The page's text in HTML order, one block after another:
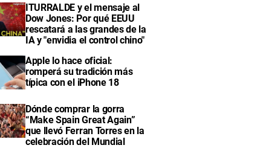
ITURRALDE y el mensaje al
Dow Jones: Por qué EEUU
rescatará a las grandes de la
IA y "envidia el control chino"
Apple lo hace oficial:
romperá su tradición más
típica con el iPhone 18
Dónde comprar la gorra
“Make Spain Great Again”
que llevó Ferran Torres en la
celebración del Mundial